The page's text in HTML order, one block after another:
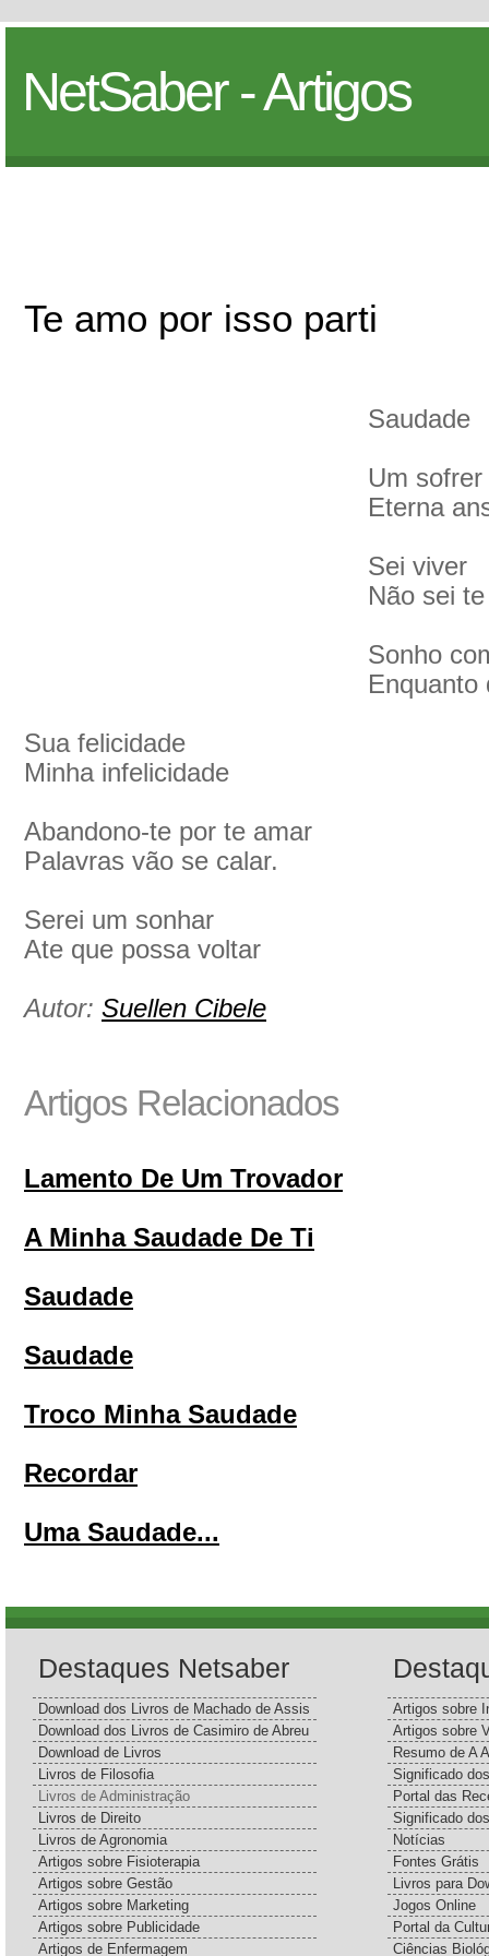
NetSaber - Artigos
Te amo por isso parti
Saudade
Um
Eterna
Sei viver
Não sei
Sonho
Enquanto
Sua felicidade
Minha infelicidade
Abandono-te por te amar
Palavras vão se calar.
Serei um sonhar
Ate que possa voltar
Autor: Suellen Cibele
Artigos Relacionados
Lamento De Um Trovador
A Minha Saudade De Ti
Saudade
Saudade
Troco Minha Saudade
Recordar
Uma Saudade...
Destaques Netsaber
Download dos Livros de Machado de Assis
Download dos Livros de Casimiro de Abreu
Download de Livros
Livros de Filosofia
Livros de Administração
Livros de Direito
Livros de Agronomia
Artigos sobre Fisioterapia
Artigos sobre Gestão
Artigos sobre Marketing
Artigos sobre Publicidade
Artigos de Enfermagem
Artigos sobre
Artigos sobre
Resumo de A
Significado
Portal das
Significado
Notícias
Fontes Grátis
Livros para
Jogos Online
Portal da
Ciências